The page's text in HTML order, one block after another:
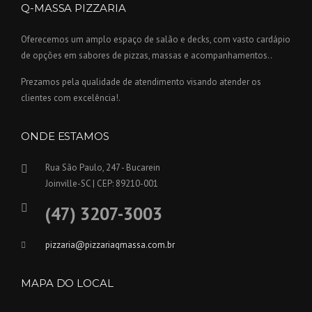
Q-MASSA PIZZARIA
Oferecemos um amplo espaço de salão e decks, com vasto cardápio
de opções em sabores de pizzas, massas e acompanhamentos..
Prezamos pela qualidade de atendimento visando atender os
clientes com excelência!.
ONDE ESTAMOS
Rua São Paulo, 247 - Bucarein
Joinville-SC | CEP: 89210-001
(47) 3207-3003
pizzaria@pizzariaqmassa.com.br
MAPA DO LOCAL